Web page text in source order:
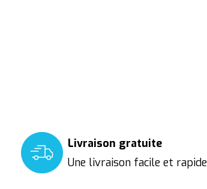
Livraison gratuite
Une livraison facile et rapide